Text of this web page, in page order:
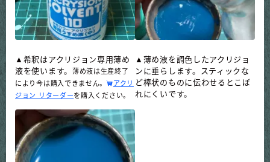
▲希釈はアクリジョン専用薄め
液を使います。
薄め液は生産終了
により今は購入できません。
アクリ
ジョン リターダーを購入ください。
▲薄め液を調色したアクリジョ
ンに垂らします。スティックな
ど棒状のものに伝わせるとこぼ
れにくいです。